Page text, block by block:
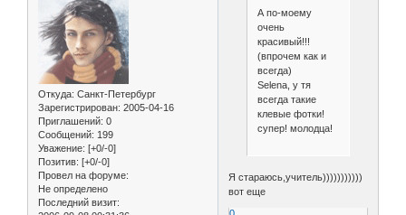
Откуда: Санкт-Петербург
Зарегистрирован: 2005-04-16
Приглашений: 0
Сообщений: 199
Уважение: [+0/-0]
Позитив: [+0/-0]
Провел на форуме:
Не определено
Последний визит:
А по-моему
очень
красивый!!!
(впрочем как и
всегда)
Selena, у тя
всегда такие
клевые фотки!
супер! молодца!
Я стараюсь,учитель)))))))))))
вот еще